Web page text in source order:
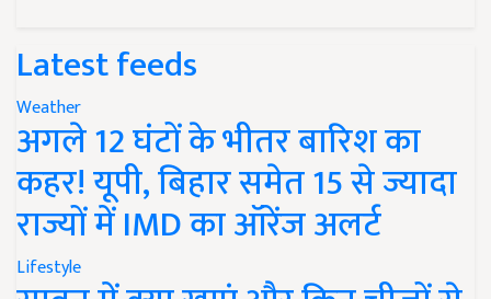
Latest feeds
Weather
अगले 12 घंटों के भीतर बारिश का
कहर! यूपी, बिहार समेत 15 से ज्यादा
राज्यों में IMD का ऑरेंज अलर्ट
Lifestyle